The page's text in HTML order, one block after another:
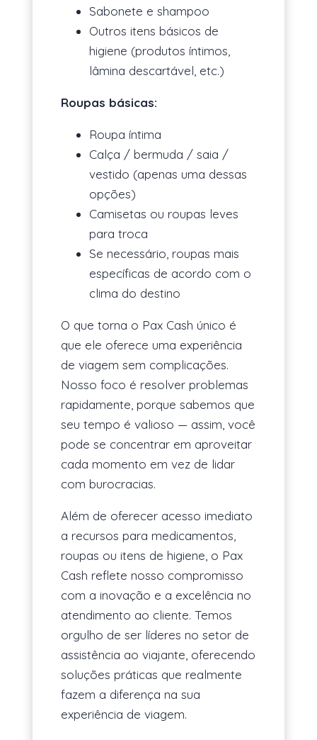
Sabonete e shampoo
Outros itens básicos de
higiene (produtos íntimos,
lâmina descartável, etc.)
Roupas básicas:
Roupa íntima
Calça / bermuda / saia /
vestido (apenas uma dessas
opções)
Camisetas ou roupas leves
para troca
Se necessário, roupas mais
específicas de acordo com o
clima do destino
O que torna o Pax Cash único é
que ele oferece uma experiência
de viagem sem complicações.
Nosso foco é resolver problemas
rapidamente, porque sabemos que
seu tempo é valioso — assim, você
pode se concentrar em aproveitar
cada momento em vez de lidar
com burocracias.
Além de oferecer acesso imediato
a recursos para medicamentos,
roupas ou itens de higiene, o Pax
Cash reflete nosso compromisso
com a inovação e a excelência no
atendimento ao cliente. Temos
orgulho de ser líderes no setor de
assistência ao viajante, oferecendo
soluções práticas que realmente
fazem a diferença na sua
experiência de viagem.